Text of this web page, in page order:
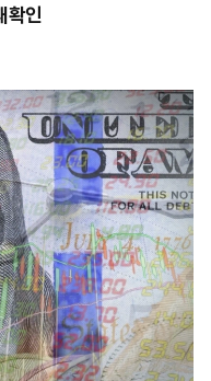
확인